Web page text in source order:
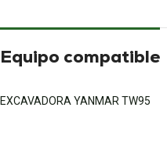
Equipo compatible
EXCAVADORA YANMAR TW95